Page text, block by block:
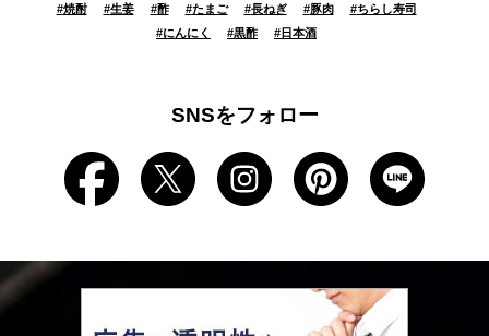
#焼酎 #生姜 #酢 #たまご #長ねぎ #豚肉 #ちらし寿司
#にんにく #黒酢 # 日本酒
SNSをフォロー